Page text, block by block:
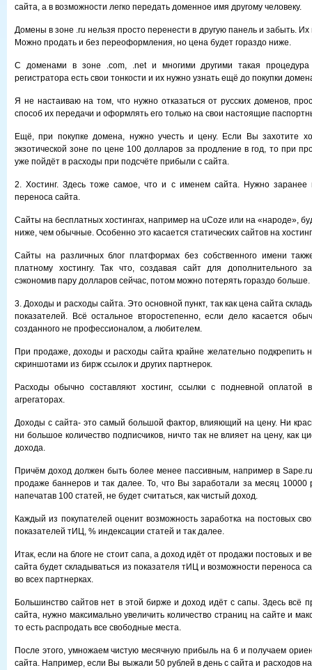
сайта, а в возможности легко передать доменное имя другому человеку.
Домены в зоне .ru нельзя просто перенести в другую панель и забыть.
Можно продать и без переоформления, но цена будет гораздо ниже.
С доменами в зоне .com, .net и многими другими такая
регистратора есть свои тонкости и их нужно узнать ещё до покупки
Я не настаиваю на том, что нужно отказаться от русских доменов,
способ их передачи и оформлять его только на свои настоящие
Ещё, при покупке домена, нужно учесть и цену. Если Вы захотите
экзотической зоне по цене 100 долларов за продление в год, то при
уже пойдёт в расходы при подсчёте прибыли с сайта.
2. Хостинг. Здесь тоже самое, что и с именем сайта. Нужно заранее
переноса сайта.
Сайты на бесплатных хостингах, например на uCoze или на «народе»,
ниже, чем обычные. Особенно это касается статических сайтов на
Сайты на различных блог платформах без собственного имени
платному хостингу. Так что, создавая сайт для дополнительного
сэкономив пару долларов сейчас, потом можно потерять гораздо больше.
3. Доходы и расходы сайта. Это основной пункт, так как цена сайта
показателей. Всё остальное второстепенно, если дело касается
созданного не профессионалом, а любителем.
При продаже, доходы и расходы сайта крайне желательно подкрепить
скриншотами из бирж ссылок и других партнерок.
Расходы обычно составляют хостинг, ссылки с подневной оплатой
агрегаторах.
Доходы с сайта- это самый большой фактор, влияющий на цену. Ни
ни большое количество подписчиков, ничто так не влияет на цену, как
дохода.
Причём доход должен быть более менее пассивным, например в
продаже баннеров и так далее. То, что Вы заработали за месяц 10000
напечатав 100 статей, не будет считаться, как чистый доход.
Каждый из покупателей оценит возможность заработка на постовых
показателей тИЦ, % индексации статей и так далее.
Итак, если на блоге не стоит сапа, а доход идёт от продажи постовых и
сайта будет складываться из показателя тИЦ и возможности переноса
во всех партнерках.
Большинство сайтов нет в этой бирже и доход идёт с сапы. Здесь всё
сайта, нужно максимально увеличить количество страниц на сайте и
то есть распродать все свободные места.
После этого, умножаем чистую месячную прибыль на 6 и получаем
сайта. Например, если Вы выжали 50 рублей в день с сайта и расходов